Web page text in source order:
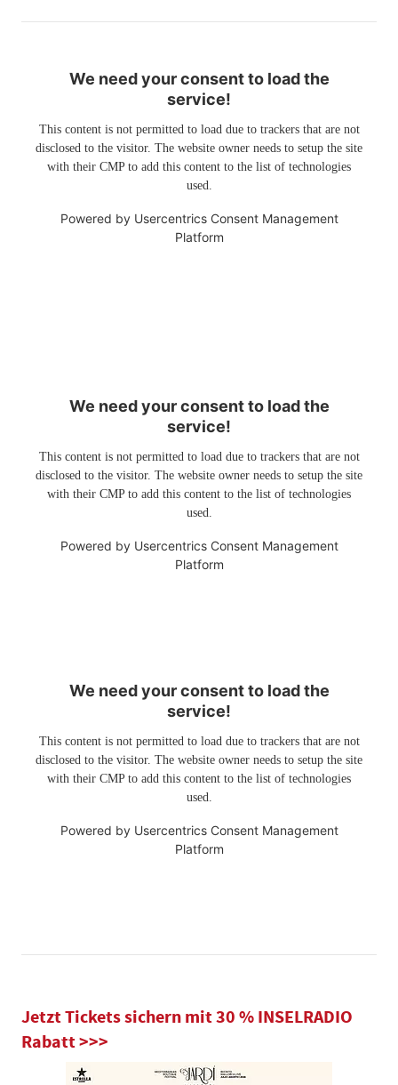
We need your consent to load the
service!
This content is not permitted to load due to trackers that are not
disclosed to the visitor. The website owner needs to setup the site
with their CMP to add this content to the list of technologies
used.
Powered by Usercentrics Consent Management
Platform
We need your consent to load the
service!
This content is not permitted to load due to trackers that are not
disclosed to the visitor. The website owner needs to setup the site
with their CMP to add this content to the list of technologies
used.
Powered by Usercentrics Consent Management
Platform
We need your consent to load the
service!
This content is not permitted to load due to trackers that are not
disclosed to the visitor. The website owner needs to setup the site
with their CMP to add this content to the list of technologies
used.
Powered by Usercentrics Consent Management
Platform
Jetzt Tickets sichern mit 30 % INSELRADIO
Rabatt >>>